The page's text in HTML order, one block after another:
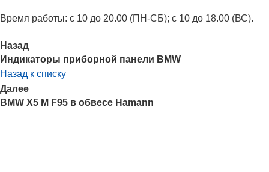
Время работы: с 10 до 20.00 (ПН-СБ); с 10 до 18.00 (ВС).
Назад
Индикаторы приборной панели BMW
Назад к списку
Далее
BMW X5 M F95 в обвесе Hamann